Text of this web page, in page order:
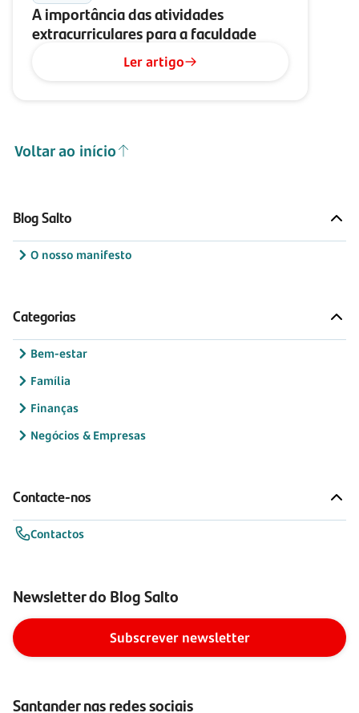
A importância das atividades
extracurriculares para a faculdade
Ler artigo
Voltar ao início
Blog Salto
O nosso manifesto
Categorias
Bem-estar
Família
Finanças
Negócios & Empresas
Contacte-nos
Contactos
Newsletter do Blog Salto
Subscrever newsletter
Santander nas redes sociais